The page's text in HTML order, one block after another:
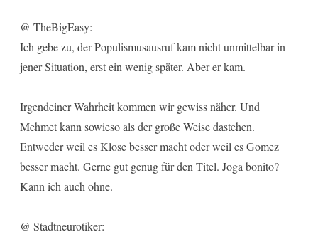
@ TheBigEasy:
Ich gebe zu, der Populismusausruf kam nicht unmittelbar in
jener Situation, erst ein wenig später. Aber er kam.
Irgendeiner Wahrheit kommen wir gewiss näher. Und
Mehmet kann sowieso als der große Weise dastehen.
Entweder weil es Klose besser macht oder weil es Gomez
besser macht. Gerne gut genug für den Titel. Joga bonito?
Kann ich auch ohne.
@ Stadtneurotiker: